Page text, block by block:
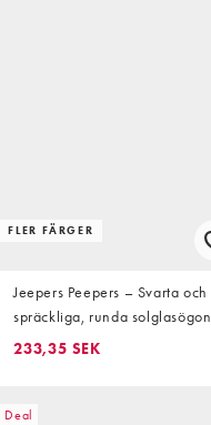
FLER FÄRGER
Jeepers Peepers – Svarta och
spräckliga, runda solglasögon
med bruna glas
233,35 SEK
Deal